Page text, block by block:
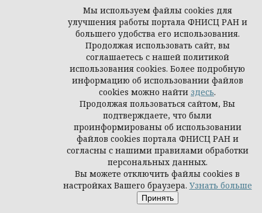
© Авторы, журнал «Управление наукой:
теория и практика», 2019–2026
Материалы журнала доступны по
лицензииCreative Commons Attribution
International 4.0 (CC BY).
Издатель:ФНИСЦ РАН .
Мы используем файлы cookies для
улучшения работы портала ФНИСЦ РАН и
большего удобства его использования.
Продолжая использовать сайт, вы
соглашаетесь с нашей политикой
использования cookies. Более подробную
информацию об использовании файлов
cookies можно найти здесь.
Продолжая пользоваться сайтом, Вы
подтверждаете, что были
проинформированы об использовании
файлов cookies портала ФНИСЦ РАН и
согласны с нашими правилами обработки
персональных данных.
Вы можете отключить файлы cookies в
настройках Вашего браузера. Узнать больше
Принять